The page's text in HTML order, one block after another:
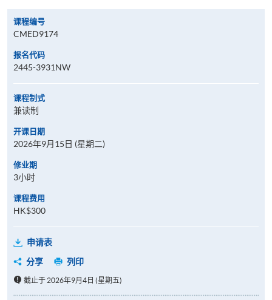
课程编号
CMED9174
报名代码
2445-3931NW
课程制式
兼读制
开课日期
2026年9月15日 (星期二)
修业期
3小时
课程费用
HK$300
申请表
分享
列印
截止于 2026年9月4日 (星期五)